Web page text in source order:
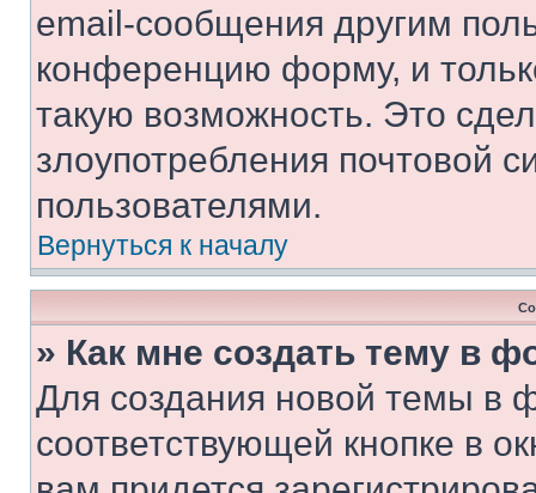
email-сообщения другим
конференцию форму, и
такую возможность. Это
злоупотребления почтовой
пользователями.
Вернуться к началу
» Как мне создать тему в
Для создания новой темы в
соответствующей кнопке в